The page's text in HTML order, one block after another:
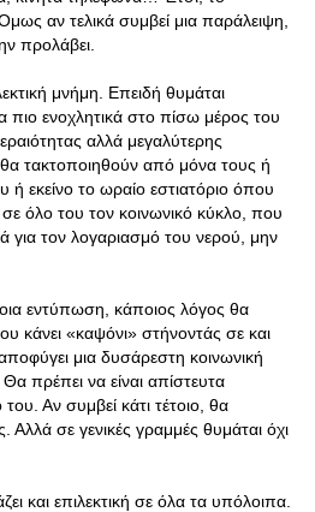
αν τελικά συμβεί μια παράλειψη,
προλάβει.
μνήμη. Επειδή θυμάται
πιο ενοχλητικά στο πίσω μέρος του
αλλά μεγαλύτερης
τακτοποιηθούν από μόνα τους ή
εκείνο το ωραίο εστιατόριο όπου
σε όλο του τον κοινωνικό κύκλο, που
για τον λογαριασμό του νερού, μην
εντύπωση, κάποιος λόγος θα
κάνει «καψόνι» στήνοντάς σε και
μια δυσάρεστη κοινωνική
πρέπει να είναι απίστευτα
Αν συμβεί κάτι τέτοιο, θα
Αλλά σε γενικές γραμμές θυμάται όχι
και επιλεκτική σε όλα τα υπόλοιπα.